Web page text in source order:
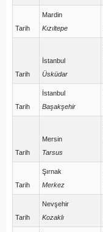
Tarih
Mardin
Kızıltepe
Tarih
İstanbul
Üsküdar
Tarih
İstanbul
Başakşehir
Tarih
Mersin
Tarsus
Tarih
Şırnak
Merkez
Tarih
Nevşehir
Kozaklı